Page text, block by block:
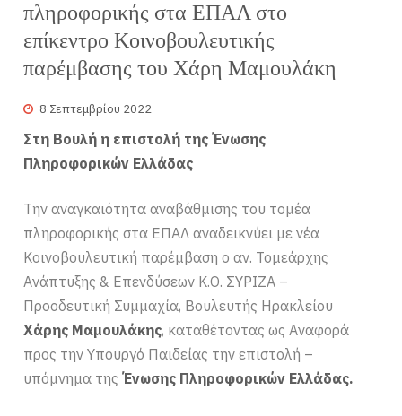
πληροφορικής στα ΕΠΑΛ στο
επίκεντρο Κοινοβουλευτικής
παρέμβασης του Χάρη Μαμουλάκη
8 Σεπτεμβρίου 2022
Στη Βουλή η επιστολή της Ένωσης
Πληροφορικών Ελλάδας
Την αναγκαιότητα αναβάθμισης του τομέα
πληροφορικής στα ΕΠΑΛ αναδεικνύει με νέα
Κοινοβουλευτική παρέμβαση ο αν. Τομεάρχης
Ανάπτυξης & Επενδύσεων Κ.Ο. ΣΥΡΙΖΑ –
Προοδευτική Συμμαχία, Βουλευτής Ηρακλείου
Χάρης Μαμουλάκης, καταθέτοντας ως Αναφορά
προς την Υπουργό Παιδείας την επιστολή –
υπόμνημα τηςΈνωσης Πληροφορικών Ελλάδας.